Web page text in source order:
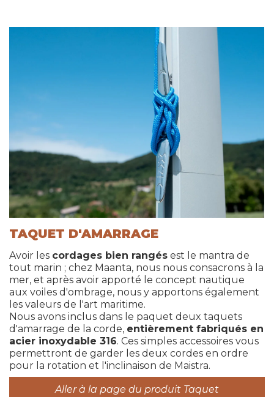
TAQUET D'AMARRAGE
Avoir les cordages bien rangés est le mantra de
tout marin ; chez Maanta, nous nous consacrons à la
mer, et après avoir apporté le concept nautique
aux voiles d'ombrage, nous y apportons également
les valeurs de l'art maritime.
Nous avons inclus dans le paquet deux taquets
d'amarrage de la corde, entièrement fabriqués en
acier inoxydable 316. Ces simples accessoires vous
permettront de garder les deux cordes en ordre
pour la rotation et l'inclinaison de Maistra.
Aller à la page du produit Taquet